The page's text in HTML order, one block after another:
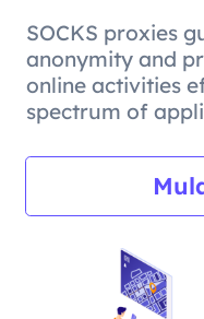
SOCKS proxies
anonymity and
online activities
spectrum of